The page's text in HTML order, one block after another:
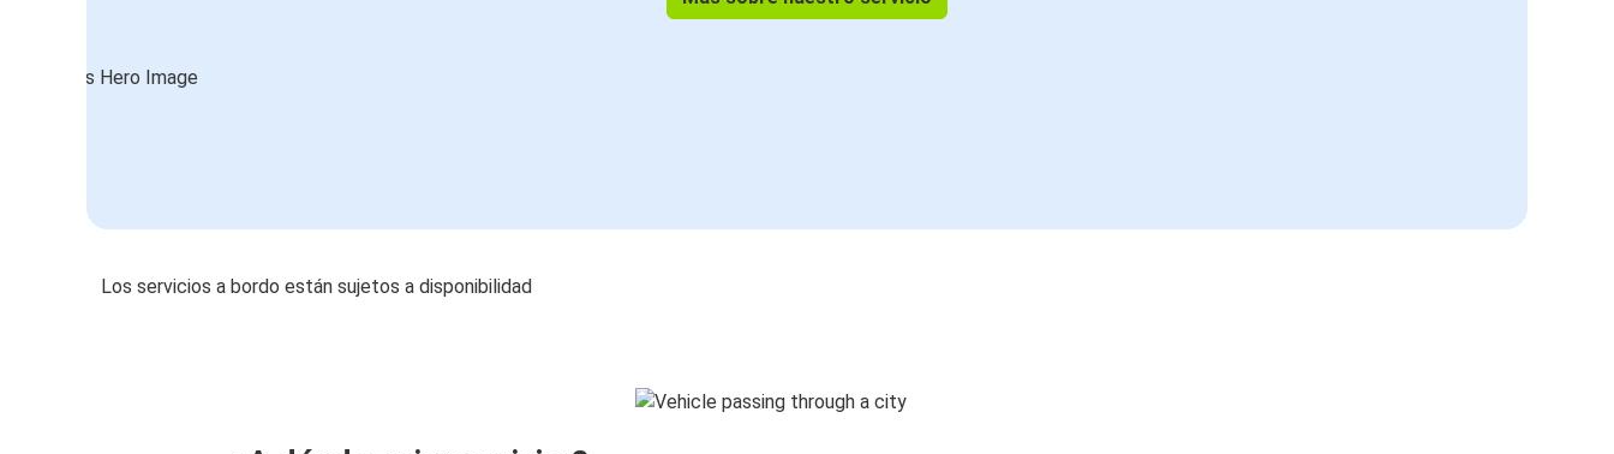
Los servicios a bordo están sujetos a disponibilidad